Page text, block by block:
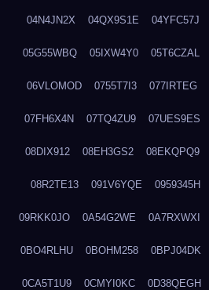
04N4JN2X 04QX9S1E 04YFC57J
05G55WBQ 05IXW4Y0 05T6CZAL
06VLOMOD 0755T7I3 077IRTEG
07FH6X4N 07TQ4ZU9 07UES9ES
08DIX912 08EH3GS2 08EKQPQ9
08R2TE13 091V6YQE 0959345H
09RKK0JO 0A54G2WE 0A7RXWXI
0BO4RLHU 0BOHM258 0BPJ04DK
0CA5T1U9 0CMYI0KC 0D38QEGH